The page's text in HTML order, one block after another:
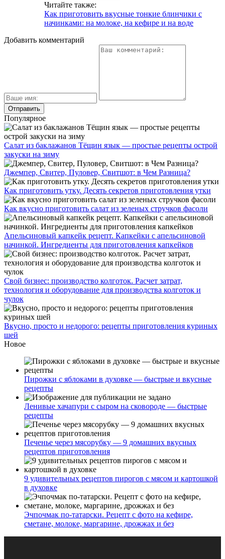
Читайте также:
Как приготовить вкусные тонкие блинчики с
начинками: на молоке, на кефире и на воде
Добавить комментарий
Популярное
Салат из баклажанов Тёщин язык — простые рецепты острой
закуски на зиму
Джемпер, Свитер, Пуловер, Свитшот: в Чем Разница?
Как приготовить утку. Десять секретов приготовления утки
Как вкусно приготовить салат из зеленых стручков фасоли
Апельсиновый капкейк рецепт. Капкейки с апельсиновой
начинкой. Ингредиенты для приготовления капкейков
Свой бизнес: производство колготок. Расчет затрат,
технология и оборудование для производства колготок и
чулок
Вкусно, просто и недорого: рецепты приготовления куриных
шей
Новое
Пирожки с яблоками в духовке — быстрые и вкусные
рецепты
Ленивые хачапури с сыром на сковороде — быстрые
рецепты
Печенье через мясорубку — 9 домашних вкусных
рецептов приготовления
9 удивительных рецептов пирогов с мясом и картошкой
в духовке
Эчпочмак по-татарски. Рецепт с фото на кефире,
сметане, молоке, маргарине, дрожжах и без